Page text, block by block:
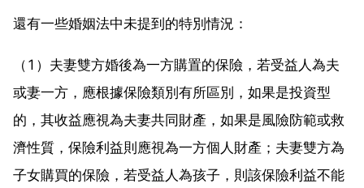
還有一些婚姻法中未提到的特別情況：
（1）夫妻雙方婚後為一方購置的保險，若受益人為夫
或妻一方，應根據保險類別有所區別，如果是投資型
的，其收益應視為夫妻共同財產，如果是風險防範或救
濟性質，保險利益則應視為一方個人財產；夫妻雙方為
子女購買的保險，若受益人為孩子，則該保險利益不能